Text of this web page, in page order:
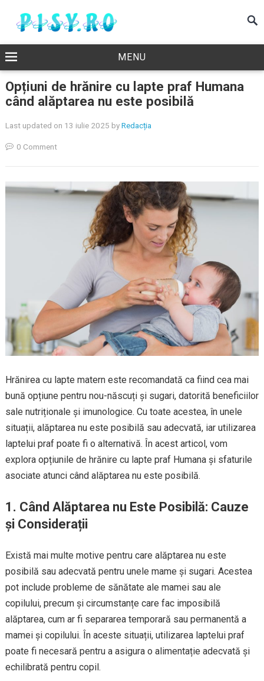
MENU
Opțiuni de hrănire cu lapte praf Humana
când alăptarea nu este posibilă
Last updated on 13 iulie 2025 byRedacția
0 Comment
Hrănirea cu lapte matern este recomandată ca fiind cea mai
bună opțiune pentru nou-născuți și sugari, datorită beneficiilor
sale nutriționale și imunologice. Cu toate acestea, în unele
situații, alăptarea nu este posibilă sau adecvată, iar utilizarea
laptelui praf poate fi o alternativă. În acest articol, vom
explora opțiunile de hrănire cu lapte praf Humana și sfaturile
asociate atunci când alăptarea nu este posibilă.
1. Când Alăptarea nu Este Posibilă: Cauze
și Considerații
Există mai multe motive pentru care alăptarea nu este
posibilă sau adecvată pentru unele mame și sugari. Acestea
pot include probleme de sănătate ale mamei sau ale
copilului, precum și circumstanțe care fac imposibilă
alăptarea, cum ar fi separarea temporară sau permanentă a
mamei și copilului. În aceste situații, utilizarea laptelui praf
poate fi necesară pentru a asigura o alimentație adecvată și
echilibrată pentru copil.